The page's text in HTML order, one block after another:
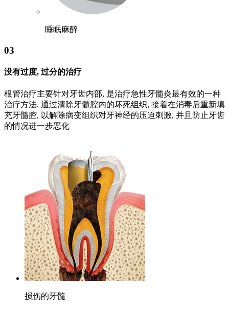
睡眠麻醉
03
没有过度, 过分的治疗
根管治疗主要针对牙齿内部, 是治疗急性牙髓炎最有效的一种
治疗方法. 通过清除牙髓腔内的坏死组织, 接着在消毒后重新填
充牙髓腔, 以解除病变组织对牙神经的压迫刺激, 并且防止牙齿
的情况进一步恶化
损伤的牙髓